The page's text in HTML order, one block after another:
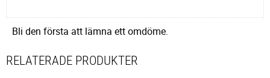
Bli den första att lämna ett omdöme.
RELATERADE PRODUKTER